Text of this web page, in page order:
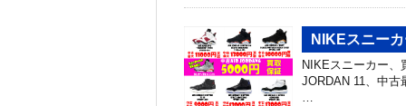
NIKEスニー
NIKEスニーカー
JORDAN 11、中
…